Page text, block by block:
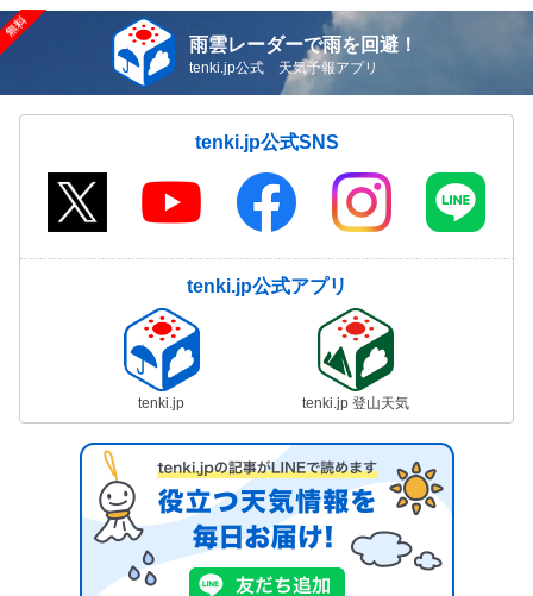
雨雲レーダーで雨を回避！
tenki.jp公式 天気予報アプリ
tenki.jp公式SNS
tenki.jp公式アプリ
tenki.jp tenki.jp 登山天気